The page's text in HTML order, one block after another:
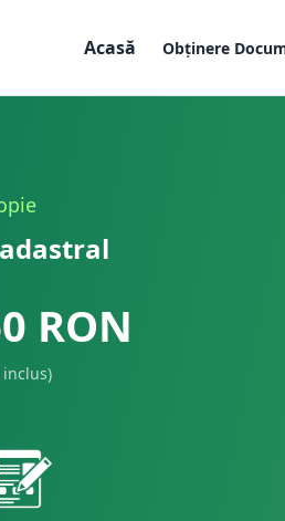
Acasă Obținere
RON
inclus)